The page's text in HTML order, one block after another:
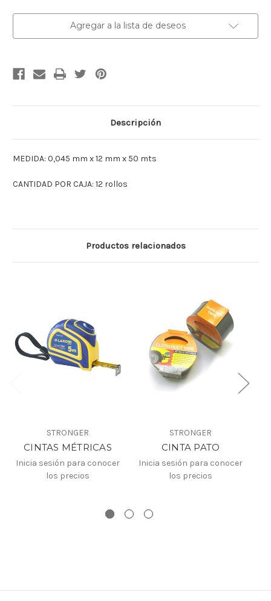
Agregar a la lista de deseos
Descripción
MEDIDA: 0,045 mm x 12 mm x 50 mts
CANTIDAD POR CAJA: 12 rollos
Productos relacionados
STRONGER
CINTAS MÉTRICAS
Inicia sesión para conocer
los precios
STRONGER
CINTA PATO
Inicia sesión para conocer
los precios